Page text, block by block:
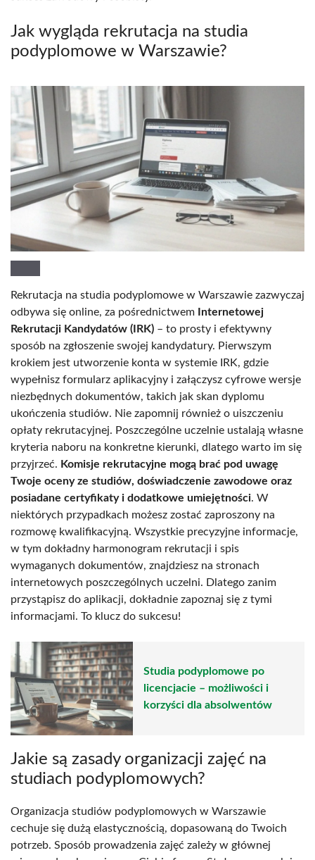
Jak wygląda rekrutacja na studia
podyplomowe w Warszawie?
Rekrutacja na studia podyplomowe w Warszawie zazwyczaj
odbywa się online, za pośrednictwem
Internetowej
Rekrutacji Kandydatów (IRK) – to prosty i efektywny
sposób na zgłoszenie swojej kandydatury. Pierwszym
krokiem jest utworzenie konta w systemie IRK, gdzie
wypełnisz formularz aplikacyjny i załączysz cyfrowe wersje
niezbędnych dokumentów, takich jak skan dyplomu
ukończenia studiów. Nie zapomnij również o uiszczeniu
opłaty rekrutacyjnej. Poszczególne uczelnie ustalają własne
kryteria naboru na konkretne kierunki, dlatego warto im się
przyjrzeć. Komisje rekrutacyjne mogą brać pod uwagę
Twoje oceny ze studiów, doświadczenie zawodowe oraz
posiadane certyfikaty i dodatkowe umiejętności. W
niektórych przypadkach możesz zostać zaproszony na
rozmowę kwalifikacyjną. Wszystkie precyzyjne informacje,
w tym dokładny harmonogram rekrutacji i spis
wymaganych dokumentów, znajdziesz na stronach
internetowych poszczególnych uczelni. Dlatego zanim
przystąpisz do aplikacji, dokładnie zapoznaj się z tymi
informacjami. To klucz do sukcesu!
Studia podyplomowe po
licencjacie – możliwości i
korzyści dla absolwentów
Jakie są zasady organizacji zajęć na
studiach podyplomowych?
Organizacja studiów podyplomowych w Warszawie
cechuje się dużą elastycznością, dopasowaną do Twoich
potrzeb. Sposób prowadzenia zajęć zależy w głównej